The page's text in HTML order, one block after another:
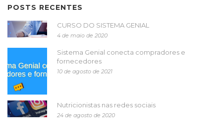
POSTS RECENTES
CURSO DO SISTEMA GENIAL
4 de maio de 2020
Sistema Genial conecta compradores e
fornecedores
10 de agosto de 2021
Nutricionistas nas redes sociais
24 de agosto de 2020